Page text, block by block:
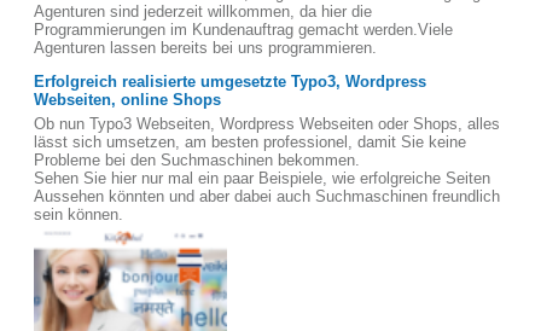
Agenturen sind jederzeit willkommen, da hier die
Programmierungen im Kundenauftrag gemacht werden.Viele
Agenturen lassen bereits bei uns programmieren.
Erfolgreich realisierte umgesetzte Typo3, Wordpress
Webseiten, online Shops
Ob nun Typo3 Webseiten, Wordpress Webseiten oder Shops, alles
lässt sich umsetzen, am besten professionel, damit Sie keine
Probleme bei den Suchmaschinen bekommen.
Sehen Sie hier nur mal ein paar Beispiele, wie erfolgreiche Seiten
Aussehen könnten und aber dabei auch Suchmaschinen freundlich
sein können.